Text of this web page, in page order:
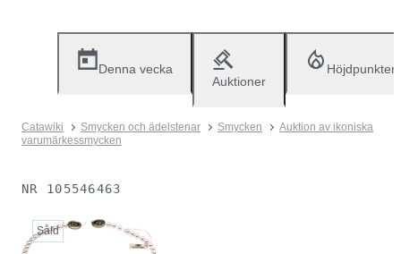
Denna vecka
Auktioner
Höjdpunkter
Catawiki Smycken och ädelstenar Smycken
Auktion av ikoniska
varumärkessmycken
NR 105546463
Såld